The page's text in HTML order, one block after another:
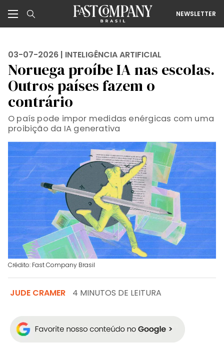
NEWSLETTER
03-07-2026 | INTELIGÊNCIA ARTIFICIAL
Noruega proíbe IA nas escolas.
Outros países fazem o
contrário
O país pode impor medidas enérgicas com uma
proibição da IA ​​generativa
Crédito: Fast Company Brasil
JUDE CRAMER 4 MINUTOS DE LEITURA